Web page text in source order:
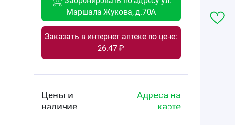
Маршала Жукова, д.70А
Заказать в интернет аптеке по цене:
26.47 ₽
Цены и
наличие
Адреса на
карте